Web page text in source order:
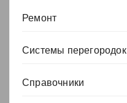
Ремонт
Системы перегородок
Справочники